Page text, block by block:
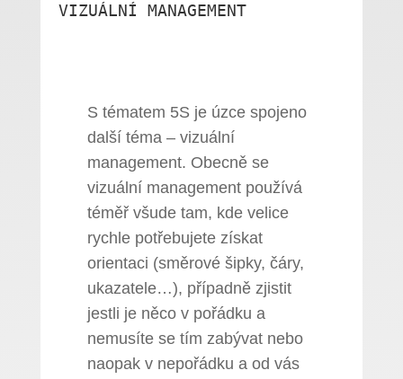
VIZUÁLNÍ MANAGEMENT
S tématem 5S je úzce spojeno
další téma – vizuální
management. Obecně se
vizuální management používá
téměř všude tam, kde velice
rychle potřebujete získat
orientaci (směrové šipky, čáry,
ukazatele…), případně zjistit
jestli je něco v pořádku a
nemusíte se tím zabývat nebo
naopak v nepořádku a od vás